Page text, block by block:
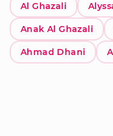
Al Ghazali
Anak Al Ghazali
Ahmad Dhani